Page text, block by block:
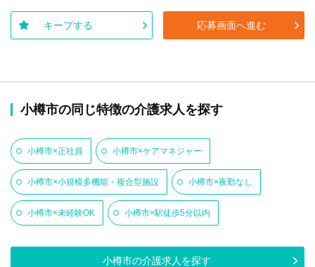
キープする 応募画面へ進む
小樽市の同じ特徴の介護求人を探す
小樽市×正社員 小樽市×ケアマネジャー
小樽市×小規模多機能・複合型施設 小樽市×夜勤なし
小樽市×未経験OK 小樽市×駅徒歩5分以内
小樽市の介護求人を探す